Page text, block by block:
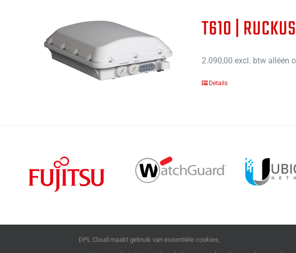
T610 |
2.090,00 excl. btw alléén
Details
DPL Cloud maakt gebruik van essentiële cookies,